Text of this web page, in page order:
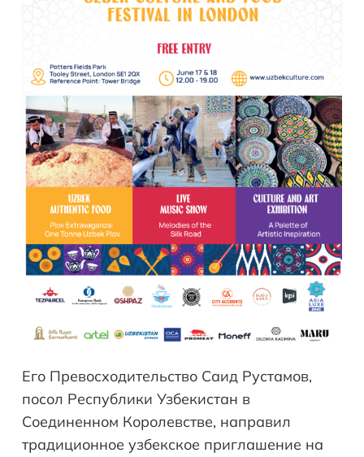
Его Превосходительство Саид Рустамов,
посол Республики Узбекистан в
Соединенном Королевстве, направил
традиционное узбекское приглашение на